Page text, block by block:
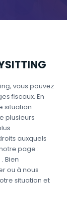
vous pouvez
fiscaux. En
situation
plusieurs
auxquels
page :
. Bien
ou à nous
situation et